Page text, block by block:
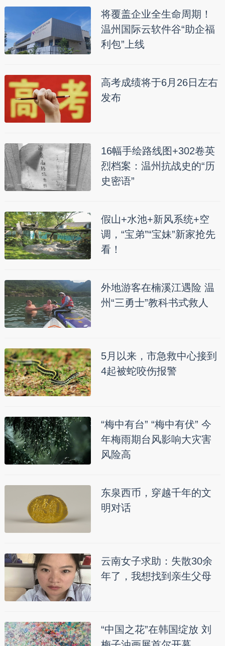
将覆盖企业全生命周期！
温州国际云软件谷“助企福
利包”上线
高考成绩将于6月26日左右
发布
16幅手绘路线图+302卷英
烈档案：温州抗战史的“历
史密语”
假山+水池+新风系统+空
调，“宝弟”“宝妹”新家抢先
看！
外地游客在楠溪江遇险 温
州“三勇士”教科书式救人
5月以来，市急救中心接到
4起被蛇咬伤报警
“梅中有台” “梅中有伏” 今
年梅雨期台风影响大灾害
风险高
东泉西币，穿越千年的文
明对话
云南女子求助：失散30余
年了，我想找到亲生父母
“中国之花”在韩国绽放 刘